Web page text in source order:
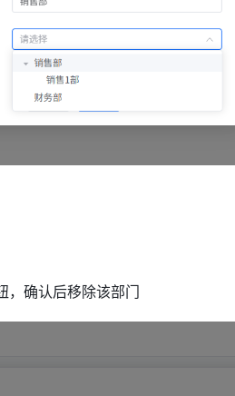
，确认后移除该部门